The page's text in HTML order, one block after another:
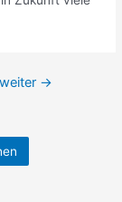
weiter →